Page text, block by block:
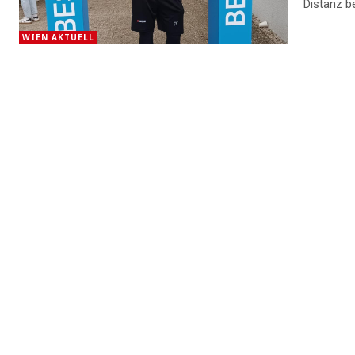
WIEN AKTUELL
Distanz